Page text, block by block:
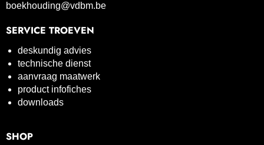
boekhouding@vdbm.be
SERVICE TROEVEN
deskundig advies
technische dienst
aanvraag maatwerk
product infofiches
downloads
SHOP